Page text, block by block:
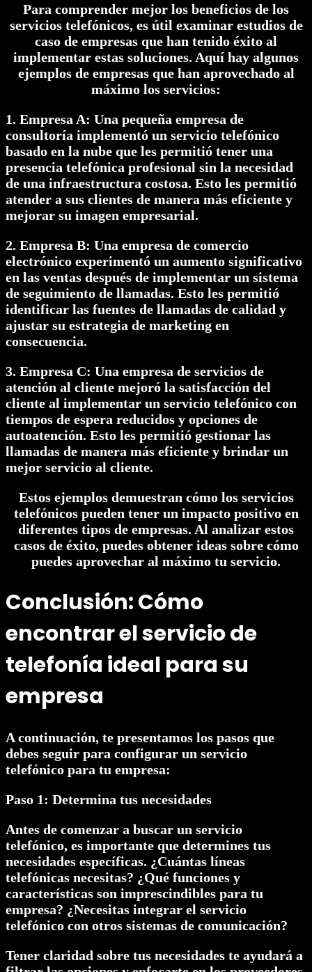
Para comprender mejor los beneficios de los
servicios telefónicos, es útil examinar estudios de
caso de empresas que han tenido éxito al
implementar estas soluciones. Aquí hay algunos
ejemplos de empresas que han aprovechado al
máximo los servicios:
1. Empresa A: Una pequeña empresa de
consultoría implementó un servicio telefónico
basado en la nube que les permitió tener una
presencia telefónica profesional sin la necesidad
de una infraestructura costosa. Esto les permitió
atender a sus clientes de manera más eficiente y
mejorar su imagen empresarial.
2. Empresa B: Una empresa de comercio
electrónico experimentó un aumento significativo
en las ventas después de implementar un sistema
de seguimiento de llamadas. Esto les permitió
identificar las fuentes de llamadas de calidad y
ajustar su estrategia de marketing en
consecuencia.
3. Empresa C: Una empresa de servicios de
atención al cliente mejoró la satisfacción del
cliente al implementar un servicio telefónico con
tiempos de espera reducidos y opciones de
autoatención. Esto les permitió gestionar las
llamadas de manera más eficiente y brindar un
mejor servicio al cliente.
Estos ejemplos demuestran cómo los servicios
telefónicos pueden tener un impacto positivo en
diferentes tipos de empresas. Al analizar estos
casos de éxito, puedes obtener ideas sobre cómo
puedes aprovechar al máximo tu servicio.
Conclusión: Cómo
encontrar el servicio de
telefonía ideal para su
empresa
A continuación, te presentamos los pasos que
debes seguir para configurar un servicio
telefónico para tu empresa:
Paso 1: Determina tus necesidades
Antes de comenzar a buscar un servicio
telefónico, es importante que determines tus
necesidades específicas. ¿Cuántas líneas
telefónicas necesitas? ¿Qué funciones y
características son imprescindibles para tu
empresa? ¿Necesitas integrar el servicio
telefónico con otros sistemas de comunicación?
Tener claridad sobre tus necesidades te ayudará a